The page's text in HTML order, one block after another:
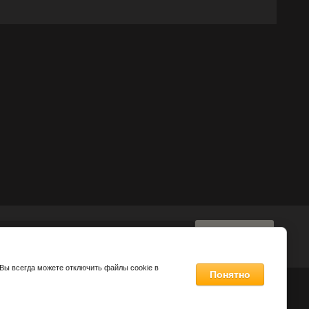
всегда можете отключить файлы cookie в
Понятно